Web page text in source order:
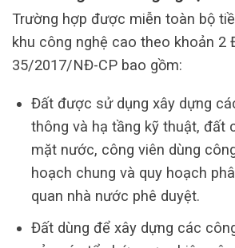
Trường hợp được miễn toàn bộ
khu công nghệ cao theo khoản 2
35/2017/NĐ-CP bao gồm:
Đất được sử dụng xây dựng
thông và hạ tầng kỹ thuật, đất
mặt nước, công viên dùng
hoạch chung và quy hoạch
quan nhà nước phê duyệt.
Đất dùng để xây dựng các